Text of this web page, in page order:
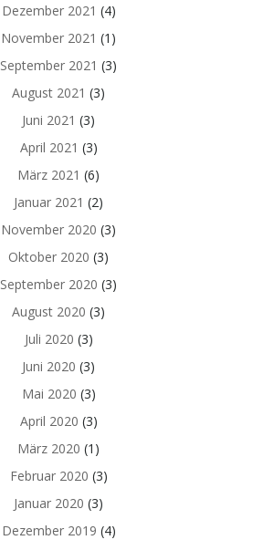
Dezember 2021 (4)
November 2021 (1)
September 2021 (3)
August 2021 (3)
Juni 2021 (3)
April 2021 (3)
März 2021 (6)
Januar 2021 (2)
November 2020 (3)
Oktober 2020 (3)
September 2020 (3)
August 2020 (3)
Juli 2020 (3)
Juni 2020 (3)
Mai 2020 (3)
April 2020 (3)
März 2020 (1)
Februar 2020 (3)
Januar 2020 (3)
Dezember 2019 (4)